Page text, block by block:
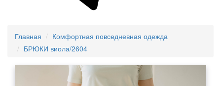
Главная
Комфортная повседневная одежда
БРЮКИ виола/2604